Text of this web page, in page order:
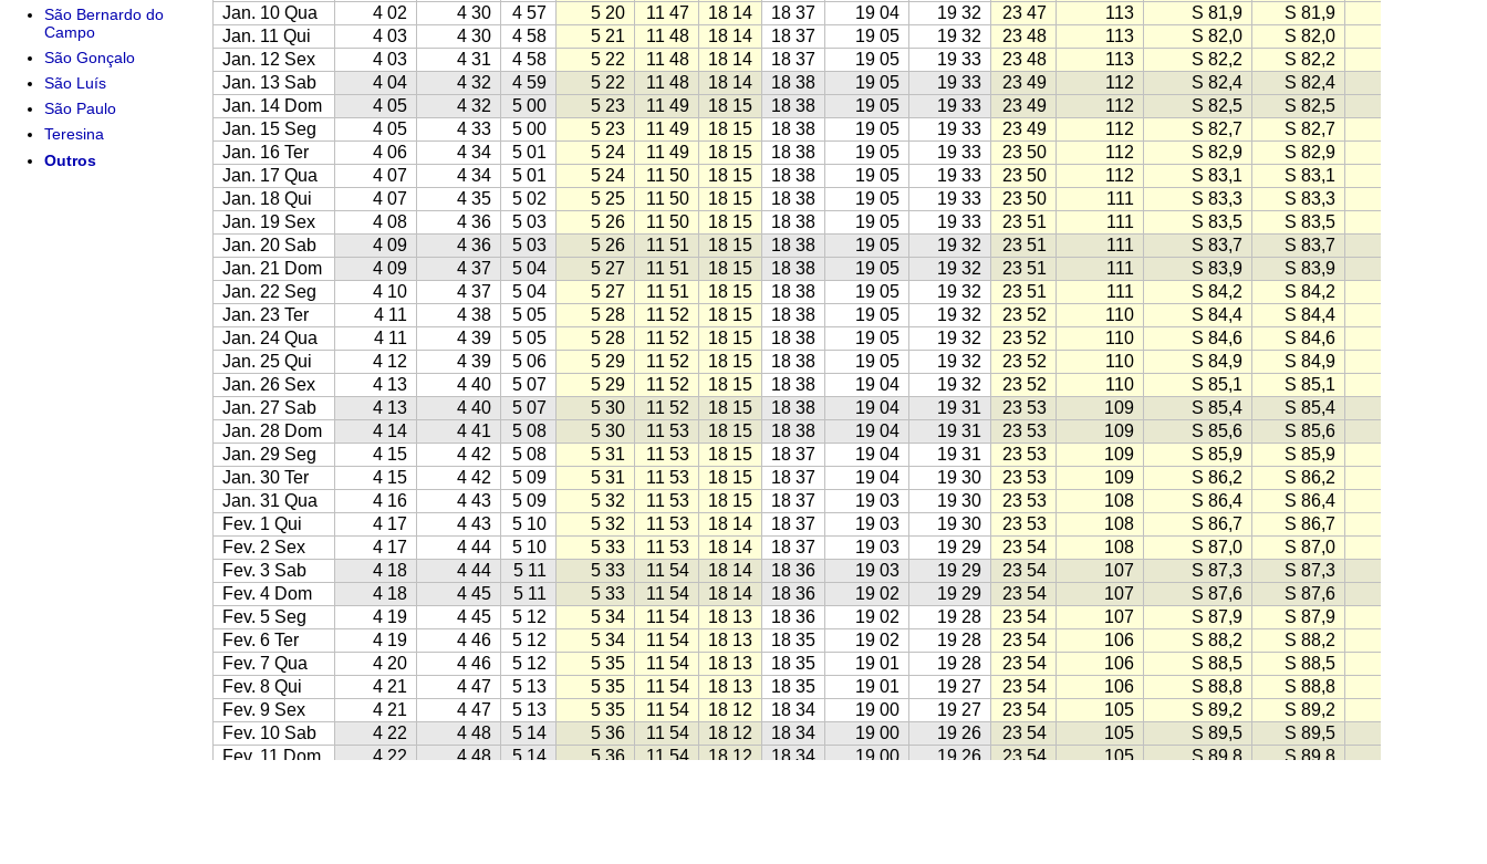
Jan. 10 Qua
4 02 4 30 4 57 5 20 11 47 18 14 18 37 19 04 19 32 23 47 113 S 81,9 S 81,9
Jan. 11 Qui
4 03 4 30 4 58 5 21 11 48 18 14 18 37 19 05 19 32 23 48 113 S 82,0 S 82,0
Jan. 12 Sex
4 03 4 31 4 58 5 22 11 48 18 14 18 37 19 05 19 33 23 48 113 S 82,2 S 82,2
Jan. 13 Sab
4 04 4 32 4 59 5 22 11 48 18 14 18 38 19 05 19 33 23 49 112 S 82,4 S 82,4
Jan. 14 Dom
4 05 4 32 5 00 5 23 11 49 18 15 18 38 19 05 19 33 23 49 112 S 82,5 S 82,5
Jan. 15 Seg
4 05 4 33 5 00 5 23 11 49 18 15 18 38 19 05 19 33 23 49 112 S 82,7 S 82,7
Jan. 16 Ter
4 06 4 34 5 01 5 24 11 49 18 15 18 38 19 05 19 33 23 50 112 S 82,9 S 82,9
Jan. 17 Qua
4 07 4 34 5 01 5 24 11 50 18 15 18 38 19 05 19 33 23 50 112 S 83,1 S 83,1
Jan. 18 Qui
4 07 4 35 5 02 5 25 11 50 18 15 18 38 19 05 19 33 23 50 111 S 83,3 S 83,3
Jan. 19 Sex
4 08 4 36 5 03 5 26 11 50 18 15 18 38 19 05 19 33 23 51 111 S 83,5 S 83,5
Jan. 20 Sab
4 09 4 36 5 03 5 26 11 51 18 15 18 38 19 05 19 32 23 51 111 S 83,7 S 83,7
Jan. 21 Dom
4 09 4 37 5 04 5 27 11 51 18 15 18 38 19 05 19 32 23 51 111 S 83,9 S 83,9
Jan. 22 Seg
4 10 4 37 5 04 5 27 11 51 18 15 18 38 19 05 19 32 23 51 111 S 84,2 S 84,2
Jan. 23 Ter
4 11 4 38 5 05 5 28 11 52 18 15 18 38 19 05 19 32 23 52 110 S 84,4 S 84,4
Jan. 24 Qua
4 11 4 39 5 05 5 28 11 52 18 15 18 38 19 05 19 32 23 52 110 S 84,6 S 84,6
Jan. 25 Qui
4 12 4 39 5 06 5 29 11 52 18 15 18 38 19 05 19 32 23 52 110 S 84,9 S 84,9
Jan. 26 Sex
4 13 4 40 5 07 5 29 11 52 18 15 18 38 19 04 19 32 23 52 110 S 85,1 S 85,1
Jan. 27 Sab
4 13 4 40 5 07 5 30 11 52 18 15 18 38 19 04 19 31 23 53 109 S 85,4 S 85,4
Jan. 28 Dom
4 14 4 41 5 08 5 30 11 53 18 15 18 38 19 04 19 31 23 53 109 S 85,6 S 85,6
Jan. 29 Seg
4 15 4 42 5 08 5 31 11 53 18 15 18 37 19 04 19 31 23 53 109 S 85,9 S 85,9
Jan. 30 Ter
4 15 4 42 5 09 5 31 11 53 18 15 18 37 19 04 19 30 23 53 109 S 86,2 S 86,2
Jan. 31 Qua
4 16 4 43 5 09 5 32 11 53 18 15 18 37 19 03 19 30 23 53 108 S 86,4 S 86,4
Fev. 1 Qui
4 17 4 43 5 10 5 32 11 53 18 14 18 37 19 03 19 30 23 53 108 S 86,7 S 86,7
Fev. 2 Sex
4 17 4 44 5 10 5 33 11 53 18 14 18 37 19 03 19 29 23 54 108 S 87,0 S 87,0
Fev. 3 Sab
4 18 4 44 5 11 5 33 11 54 18 14 18 36 19 03 19 29 23 54 107 S 87,3 S 87,3
Fev. 4 Dom
4 18 4 45 5 11 5 33 11 54 18 14 18 36 19 02 19 29 23 54 107 S 87,6 S 87,6
Fev. 5 Seg
4 19 4 45 5 12 5 34 11 54 18 13 18 36 19 02 19 28 23 54 107 S 87,9 S 87,9
Fev. 6 Ter
4 19 4 46 5 12 5 34 11 54 18 13 18 35 19 02 19 28 23 54 106 S 88,2 S 88,2
Fev. 7 Qua
4 20 4 46 5 12 5 35 11 54 18 13 18 35 19 01 19 28 23 54 106 S 88,5 S 88,5
Fev. 8 Qui
4 21 4 47 5 13 5 35 11 54 18 13 18 35 19 01 19 27 23 54 106 S 88,8 S 88,8
Fev. 9 Sex
4 21 4 47 5 13 5 35 11 54 18 12 18 34 19 00 19 27 23 54 105 S 89,2 S 89,2
Fev. 10 Sab
4 22 4 48 5 14 5 36 11 54 18 12 18 34 19 00 19 26 23 54 105 S 89,5 S 89,5
Fev. 11 Dom
4 22 4 48 5 14 5 36 11 54 18 12 18 34 19 00 19 26 23 54 105 S 89,8 S 89,8
São Bernardo do
Campo
São Gonçalo
São Luís
São Paulo
Teresina
Outros